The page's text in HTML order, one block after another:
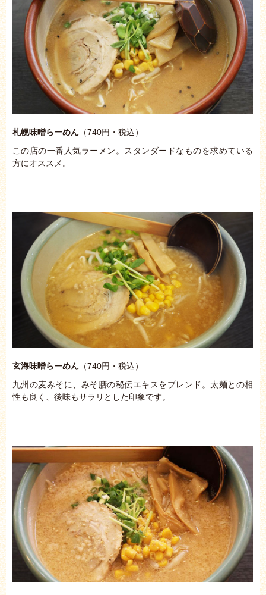
札幌味噌らーめん （740円・税込）
この店の一番人気ラーメン。スタンダードなものを求めている
方にオススメ。
玄海味噌らーめん （740円・税込）
九州の麦みそに、みそ膳の秘伝エキスをブレンド。太麺との相
性も良く、後味もサラリとした印象です。